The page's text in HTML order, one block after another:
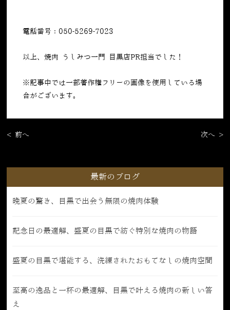
電話番号：050-5269-7023
以上、焼肉 うしみつ一門 目黒店PR担当でした！
※記事中では一部著作権フリーの画像を使用している場
合がございます。
< 前へ 次へ >
最新のブログ
晩夏の驚き、目黒で出会う無限の焼肉体験
記念日の最適解、盛夏の目黒で紡ぐ特別な焼肉の物語
盛夏の目黒で堪能する、洗練されたおもてなしの焼肉空間
至高の逸品と一杯の最適解、目黒で叶える焼肉の新しい答
え